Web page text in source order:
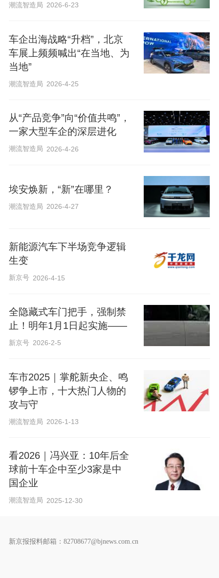
潮流智造局 2026-6-23
车企出海战略“升档”，北京
车展上频频喊出“在当地、为
当地”
潮流智造局 2026-4-25
从“产品竞争”向“价值共鸣”，
一家大型车企的深层进化
潮流智造局 2026-4-26
埃安焕新，“新”在哪里？
潮流智造局 2026-4-27
新能源汽车下半场竞争逻辑
生变
新京号 2026-4-15
全隐藏式车门把手，强制禁
止！明年1月1日起实施——
新京号 2026-2-5
车市2025｜掌舵新央企、鸣
锣争上市，十大热门人物的
攻与守
潮流智造局 2026-1-13
看2026｜冯兴亚：10年后全
球前十车企中至少3家是中
国企业
潮流智造局 2025-12-30
新京报报料邮箱：82708677@bjnews.com.cn